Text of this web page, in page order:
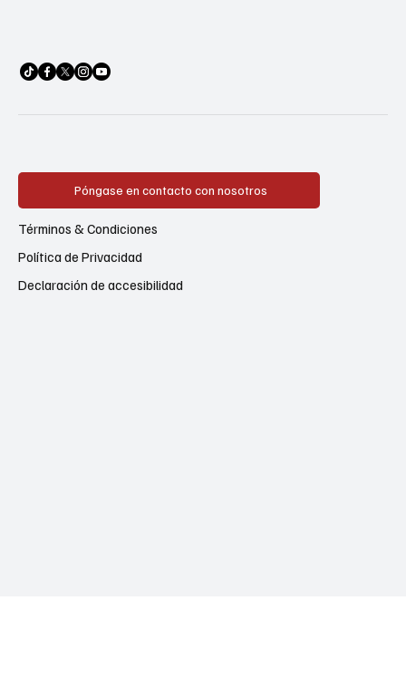
Póngase en contacto con nosotros
Política de Privacidad
Términos & Condiciones
Declaración de accesibilidad